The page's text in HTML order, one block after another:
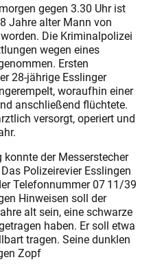
gegen 3.30 Uhr ist
Jahre alter Mann von
Die Kriminalpolizei
wegen eines
Ersten
28-jährige Esslinger
woraufhin einer
anschließend flüchtete.
versorgt, operiert und
der Messerstecher
Polizeirevier Esslingen
Telefonnummer 07 11/39
Hinweisen soll der
alt sein, eine schwarze
haben. Er soll etwa
tragen. Seine dunklen
Zopf